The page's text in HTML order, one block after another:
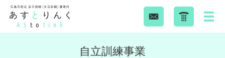
自立訓練事業